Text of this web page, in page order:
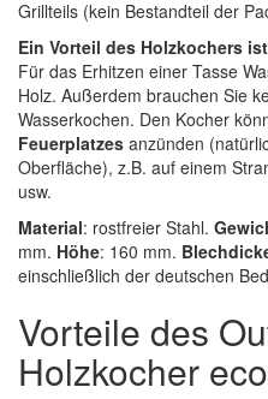
Grillteils (kein Bestandteil der
Ein Vorteil des Holzkochers
Für das Erhitzen einer Tasse
Holz. Außerdem brauchen Sie
Wasserkochen. Den Kocher
Feuerplatzes anzünden
Oberfläche), z.B. auf einem
usw.
Material: rostfreier Stahl.
mm. Höhe: 160 mm.
einschließlich der deutschen
Vorteile des
Holzkocher